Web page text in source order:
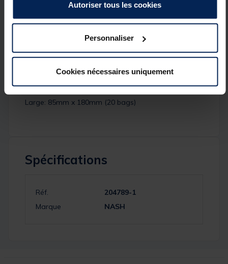
Autoriser tous les cookies
Personnaliser
Cookies nécessaires uniquement
Dimensions:
Small: 55mm x 125mm (20 bags)
Medium: 70mm x 155mm (20 bags)
Large: 85mm x 180mm (20 bags)
Spécifications
Réf.
204789-1
Marque
NASH